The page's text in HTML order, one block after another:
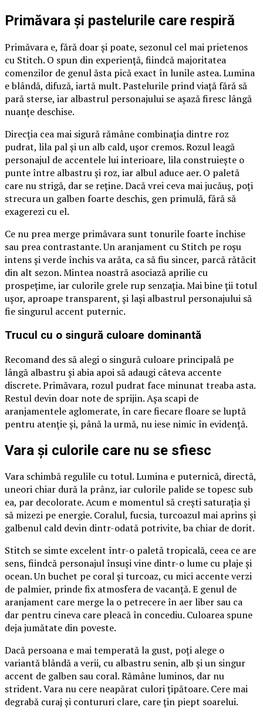
Primăvara și pastelurile care respiră
Primăvara e, fără doar și poate, sezonul cel mai prietenos
cu Stitch. O spun din experiență, fiindcă majoritatea
comenzilor de genul ăsta pică exact în lunile astea. Lumina
e blândă, difuză, iartă mult. Pastelurile prind viață fără să
pară sterse, iar albastrul personajului se așază firesc lângă
nuanțe deschise.
Direcția cea mai sigură rămâne combinația dintre roz
pudrat, lila pal și un alb cald, ușor cremos. Rozul leagă
personajul de accentele lui interioare, lila construiește o
punte între albastru și roz, iar albul aduce aer. O paletă
care nu strigă, dar se reține. Dacă vrei ceva mai jucăuș, poți
strecura un galben foarte deschis, gen primulă, fără să
exagerezi cu el.
Ce nu prea merge primăvara sunt tonurile foarte închise
sau prea contrastante. Un aranjament cu Stitch pe roșu
intens și verde închis va arăta, ca să fiu sincer, parcă rătăcit
din alt sezon. Mintea noastră asociază aprilie cu
prospețime, iar culorile grele rup senzația. Mai bine ții totul
ușor, aproape transparent, și lași albastrul personajului să
fie singurul accent puternic.
Trucul cu o singură culoare dominantă
Recomand des să alegi o singură culoare principală pe
lângă albastru și abia apoi să adaugi câteva accente
discrete. Primăvara, rozul pudrat face minunat treaba asta.
Restul devin doar note de sprijin. Așa scapi de
aranjamentele aglomerate, în care fiecare floare se luptă
pentru atenție și, până la urmă, nu iese nimic în evidență.
Vara și culorile care nu se sfiesc
Vara schimbă regulile cu totul. Lumina e puternică, directă,
uneori chiar dură la prânz, iar culorile palide se topesc sub
ea, par decolorate. Acum e momentul să crești saturația și
să mizezi pe energie. Coralul, fucsia, turcoazul mai aprins și
galbenul cald devin dintr-odată potrivite, ba chiar de dorit.
Stitch se simte excelent într-o paletă tropicală, ceea ce are
sens, fiindcă personajul însuși vine dintr-o lume cu plaje și
ocean. Un buchet pe coral și turcoaz, cu mici accente verzi
de palmier, prinde fix atmosfera de vacanță. E genul de
aranjament care merge la o petrecere în aer liber sau ca
dar pentru cineva care pleacă în concediu. Culoarea spune
deja jumătate din poveste.
Dacă persoana e mai temperată la gust, poți alege o
variantă blândă a verii, cu albastru senin, alb și un singur
accent de galben sau coral. Rămâne luminos, dar nu
strident. Vara nu cere neapărat culori țipătoare. Cere mai
degrabă curaj și contururi clare, care țin piept soarelui.